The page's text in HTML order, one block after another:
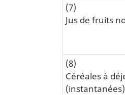
(7)
Jus de fruits
(8)
Céréales à
(instantanées)